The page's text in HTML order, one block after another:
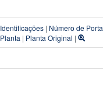
Identificações | Número de Porta
Planta | Planta Original |